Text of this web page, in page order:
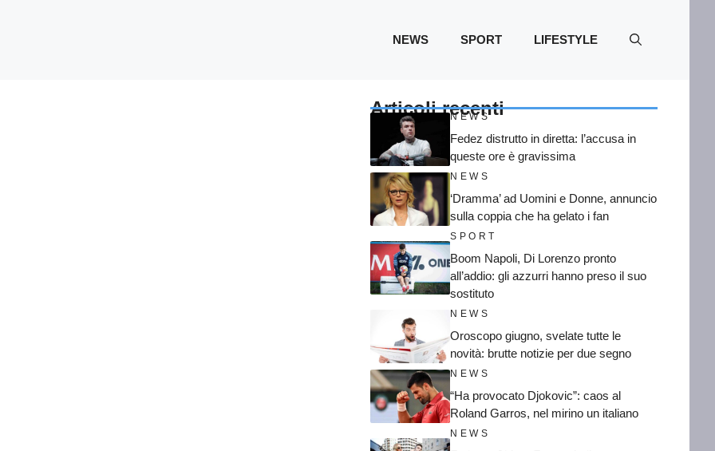
NEWS SPORT LIFESTYLE
Articoli recenti
NEWS
Fedez distrutto in diretta: l’accusa in
queste ore è gravissima
NEWS
‘Dramma’ ad Uomini e Donne, annuncio
sulla coppia che ha gelato i fan
SPORT
Boom Napoli, Di Lorenzo pronto
all’addio: gli azzurri hanno preso il suo
sostituto
NEWS
Oroscopo giugno, svelate tutte le
novità: brutte notizie per due segno
NEWS
“Ha provocato Djokovic”: caos al
Roland Garros, nel mirino un italiano
NEWS